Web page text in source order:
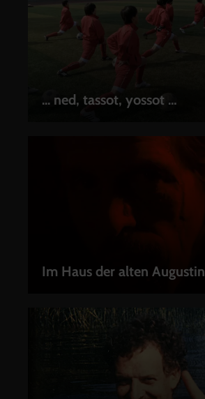
... ned, tassot, yossot …
LEIHEN
Im Haus der alten Augustin
LEIHEN